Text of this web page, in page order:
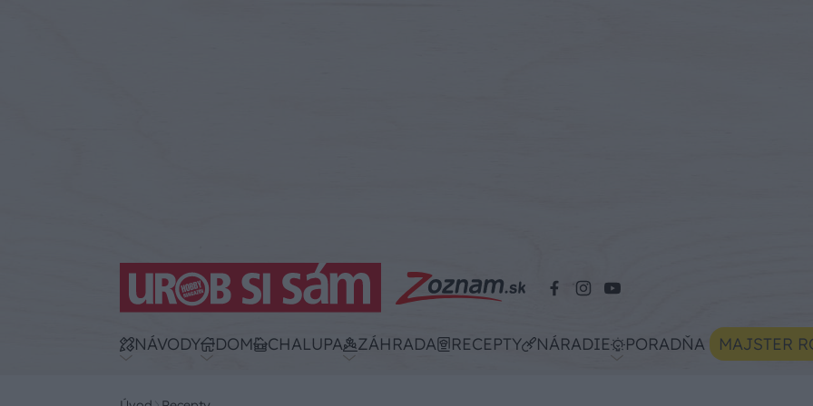
NÁVODY DOM CHALUPA ZÁHRADA RECEPTY NÁRADIE PORADŇA MAJSTER